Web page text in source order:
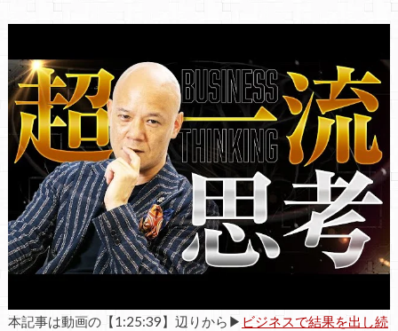
本記事は動画の【1:25:39】辺りから▶ ビジネスで結果を出し続